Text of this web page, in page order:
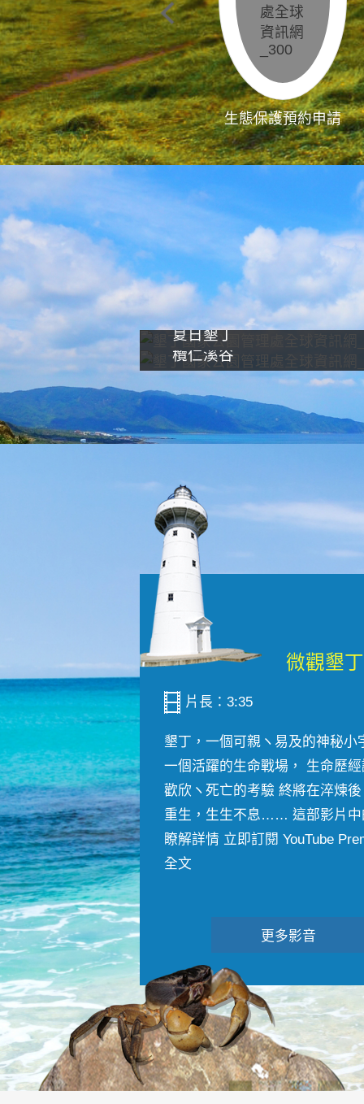
生態保護預約申請
夏日墾丁
欖仁溪谷
片長：3:35
墾丁，一個可親ヽ易及的神秘小
一個活躍的生命戰場， 生命歷
歡欣ヽ死亡的考驗 終將在淬煉
重生，生生不息…… 這部影片中
瞭解詳情 立即訂閱 YouTube
全文
更多影音